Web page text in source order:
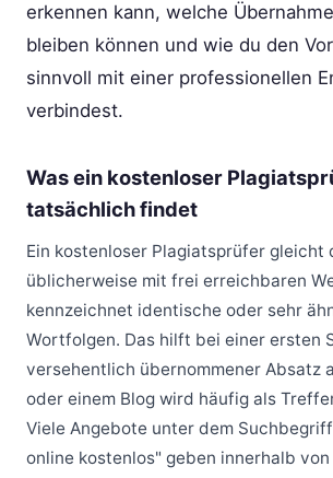
erkennen kann, welche
bleiben können und wie du den
sinnvoll mit einer professionellen
verbindest.
Was ein kostenloser
tatsächlich findet
Ein kostenloser Plagiatsprüfer gleicht
üblicherweise mit frei erreichbaren
kennzeichnet identische oder sehr
Wortfolgen. Das hilft bei einer ersten
versehentlich übernommener Absatz
oder einem Blog wird häufig als
Viele Angebote unter dem
online kostenlos" geben innerhalb